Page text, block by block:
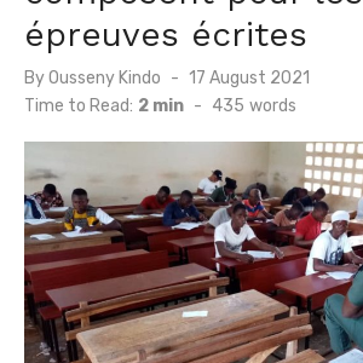
épreuves écrites
ByOusseny Kindo
Posted
17 August 2021
Time to Read: 2 min - 435 words